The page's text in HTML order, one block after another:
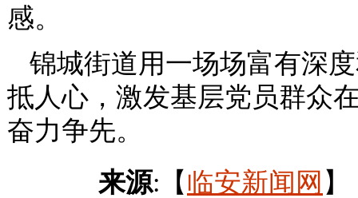
感。
锦城街道用一场场富有深
抵人心，激发基层党员群众
奋力争先。
来源:【 临安新闻网